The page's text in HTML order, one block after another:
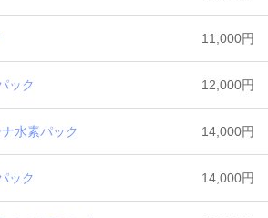
11,000円
ック 12,000円
水素パック 14,000円
ック 14,000円